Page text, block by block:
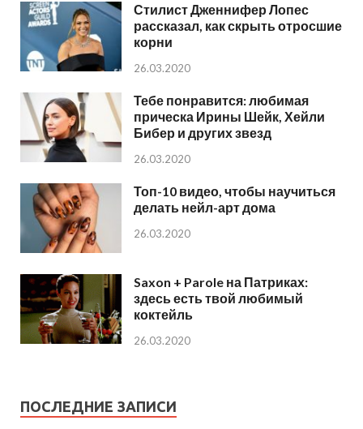
Стилист Дженнифер Лопес
рассказал, как скрыть отросшие
корни
26.03.2020
Тебе понравится: любимая
прическа Ирины Шейк, Хейли
Бибер и других звезд
26.03.2020
Топ-10 видео, чтобы научиться
делать нейл-арт дома
26.03.2020
Saxon + Parole на Патриках:
здесь есть твой любимый
коктейль
26.03.2020
ПОСЛЕДНИЕ ЗАПИСИ